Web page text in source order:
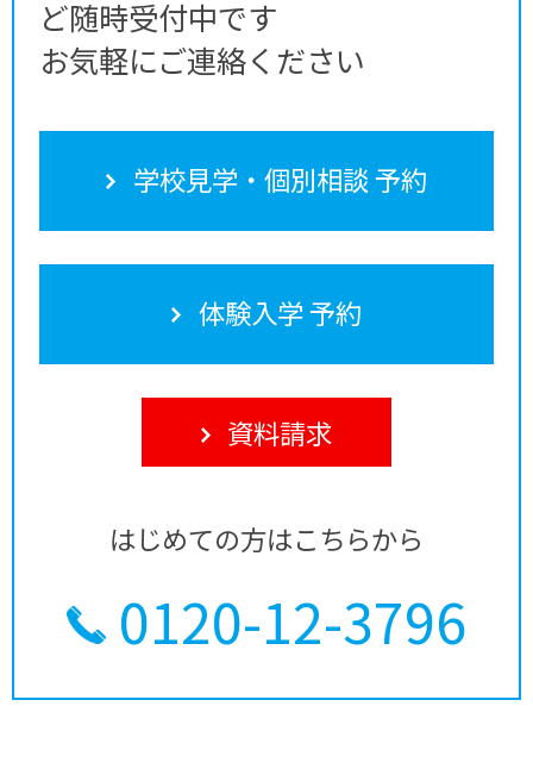
ど随時受付中です
お気軽にご連絡ください
学校見学・個別相談 予約
体験入学 予約
資料請求
はじめての方はこちらから
0120-12-3796